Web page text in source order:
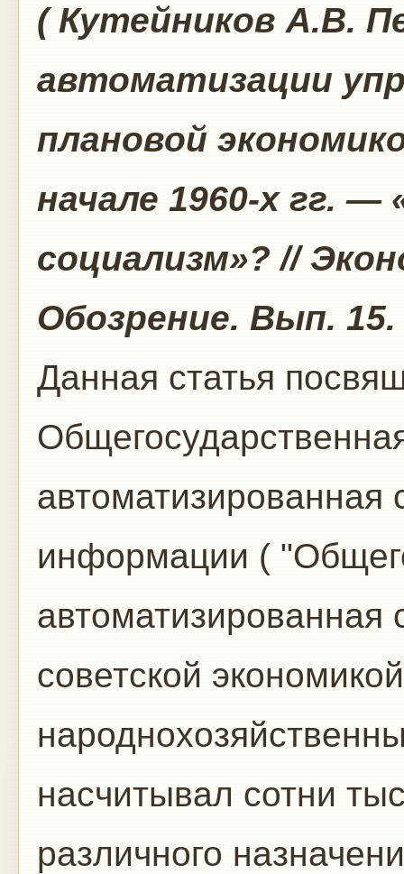
( Кутейников А.В.
автоматизации
плановой
начале 1960-х гг.
социализм»? //
Обозрение. Вып.
Данная статья
автоматизированная
информации (
автоматизированная
советской
насчитывал сотни
различного